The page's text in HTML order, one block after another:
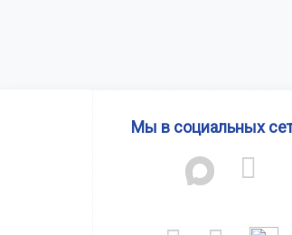
Мы в социальных